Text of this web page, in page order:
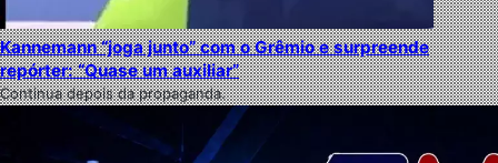
Kannemann “joga junto” com o Grêmio e surpreende
repórter: “Quase um auxiliar”
Continua depois da propaganda.